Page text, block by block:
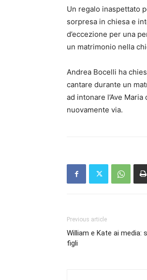
Un regalo inaspettato
sorpresa in chiesa e
d’eccezione per una
un matrimonio nella
Andrea Bocelli ha
cantare durante un
ad intonare l’Ave
nuovamente via.
Previous article
William e Kate ai
figli